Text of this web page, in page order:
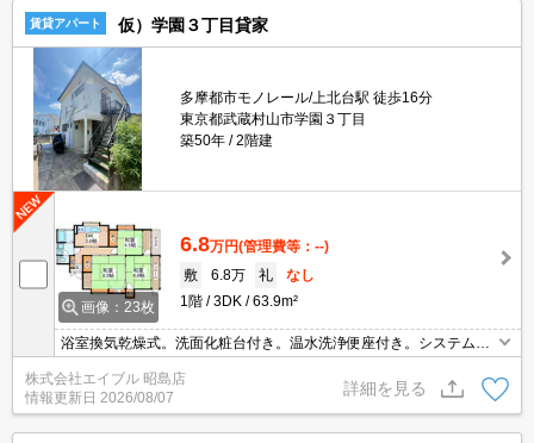
賃貸アパート 仮）学園３丁目貸家
多摩都市モノレール/上北台駅 徒歩16分
東京都武蔵村山市学園３丁目
築50年
2階建
画像：23枚
6.8万円(管理費等：--)
敷
6.8万 礼
なし
1階
3DK 63.9m²
浴室換気乾燥式。洗面化粧台付き。温水洗浄便座付き。システムキ
ッチン。TVインターホン付き。オール電化。エアコン3基付き。ワ
ンフロア1世帯。収納たっぷり。追焚給湯。サンルームあり。買い
物便利。
株式会社エイブル 昭島店
情報更新日 2026/08/07
詳細を見る